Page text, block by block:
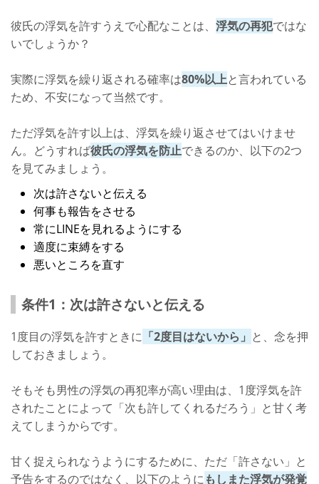
彼氏の浮気を許すうえで心配なことは、 浮気の再犯ではな
いでしょうか？
実際に浮気を繰り返される確率は80%以上と言われている
ため、不安になって当然です。
ただ浮気を許す以上は、浮気を繰り返させてはいけませ
ん。どうすれば彼氏の浮気を防止できるのか、以下の2つ
を見てみましょう。
次は許さないと伝える
何事も報告をさせる
常にLINEを見れるようにする
適度に束縛をする
悪いところを直す
条件1：次は許さないと伝える
1度目の浮気を許すときに 「2度目はないから」 と、念を押
しておきましょう。
そもそも男性の浮気の再犯率が高い理由は、1度浮気を許
されたことによって「次も許してくれるだろう」と甘く考
えてしまうからです。
甘く捉えられなうようにするために、ただ「許さない」と
予告をするのではなく、以下のようにもしまた浮気が発覚